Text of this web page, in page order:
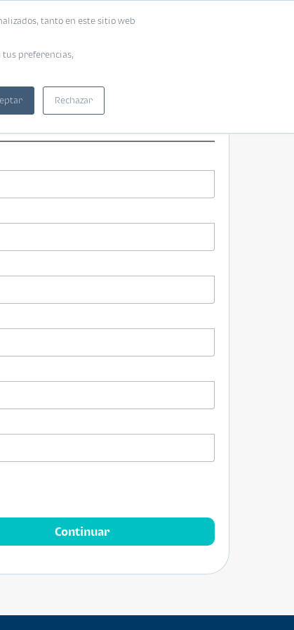
tanto en este sitio web
preferencias,
Rechazar
tu vivienda ideal